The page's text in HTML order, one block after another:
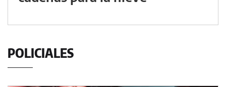
POLICIALES